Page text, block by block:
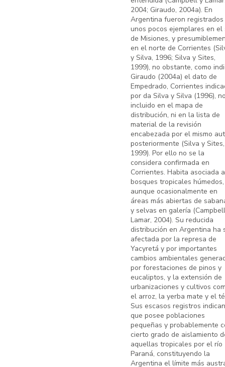
2004; Giraudo, 2004a). En
Argentina fueron registrados
unos pocos ejemplares en el
de Misiones, y
en el norte de Corrientes
y Silva, 1996; Silva y Sites,
1999), no obstante, como
Giraudo (2004a) el dato de
Empedrado, Corrientes
por da Silva y Silva (1996),
incluido en el mapa de
distribución, ni en la lista de
material de la revisión
encabezada por el mismo
posteriormente (Silva y Sites,
1999). Por ello no se la
considera confirmada en
Corrientes. Habita asociada a
bosques tropicales húmedos,
aunque ocasionalmente en
áreas más abiertas de
y selvas en galería
Lamar, 2004). Su reducida
distribución en Argentina ha
afectada por la represa de
Yacyretá y por importantes
cambios ambientales
por forestaciones de pinos y
eucaliptos, y la extensión de
urbanizaciones y cultivos
el arroz, la yerba mate y el
Sus escasos registros indican
que posee poblaciones
pequeñas y probablemente
cierto grado de aislamiento
aquellas tropicales por el río
Paraná, constituyendo la
Argentina el límite más